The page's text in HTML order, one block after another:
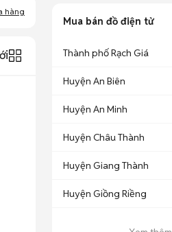
hàng
Mua bán đồ điện tử
Thành phố Rạch Giá
Huyện An Biên
Huyện An Minh
Huyện Châu Thành
Huyện Giang Thành
Huyện Giồng Riềng